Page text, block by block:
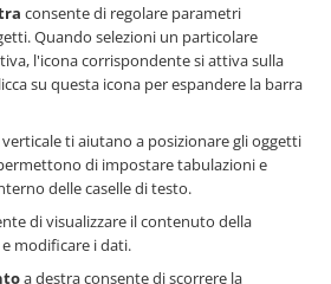
consente di regolare parametri
Quando selezioni un particolare
l'icona corrispondente si attiva sulla
su questa icona per espandere la barra
ti aiutano a posizionare gli oggetti
di impostare tabulazioni e
delle caselle di testo.
di visualizzare il contenuto della
modificare i dati.
a destra consente di scorrere la